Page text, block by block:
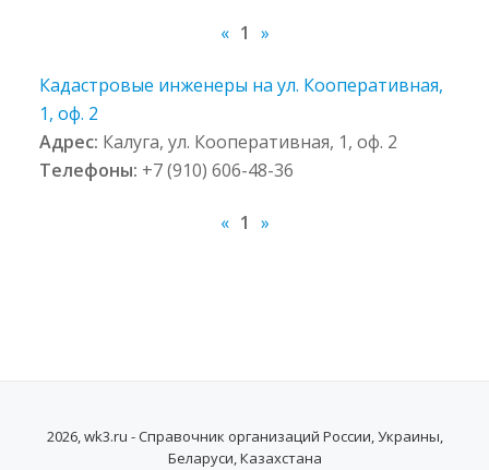
« 1 »
Кадастровые инженеры на ул. Кооперативная,
1, оф. 2
Адрес: Калуга, ул. Кооперативная, 1, оф. 2
Телефоны: +7 (910) 606-48-36
« 1 »
2026, wk3.ru - Справочник организаций России, Украины,
Беларуси, Казахстана